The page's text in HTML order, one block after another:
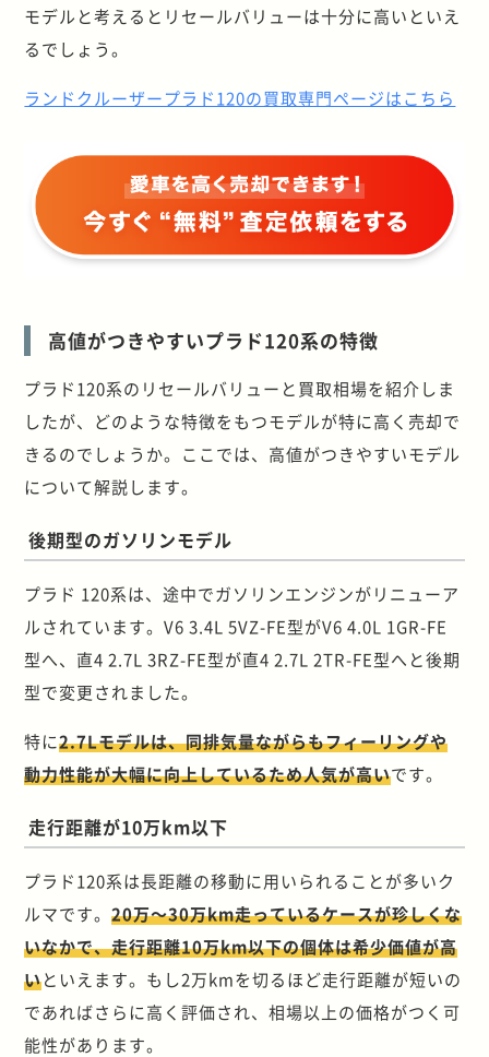
モデルと考えるとリセールバリューは十分に高いといえ
るでしょう。
ランドクルーザープラド120の買取専門ページはこちら
高値がつきやすいプラド120系の特徴
プラド120系のリセールバリューと買取相場を紹介しま
したが、どのような特徴をもつモデルが特に高く売却で
きるのでしょうか。ここでは、高値がつきやすいモデル
について解説します。
後期型のガソリンモデル
プラド 120系は、途中でガソリンエンジンがリニューア
ルされています。V6 3.4L 5VZ-FE型がV6 4.0L 1GR-FE
型へ、直4 2.7L 3RZ-FE型が直4 2.7L 2TR-FE型へと後期
型で変更されました。
特に2.7Lモデルは、同排気量ながらもフィーリングや
動力性能が大幅に向上しているため人気が高いです。
走行距離が10万km以下
プラド120系は長距離の移動に用いられることが多いク
ルマです。20万～30万km走っているケースが珍しくな
いなかで、走行距離10万km以下の個体は希少価値が高
いといえます。もし2万kmを切るほど走行距離が短いの
であればさらに高く評価され、相場以上の価格がつく可
能性があります。